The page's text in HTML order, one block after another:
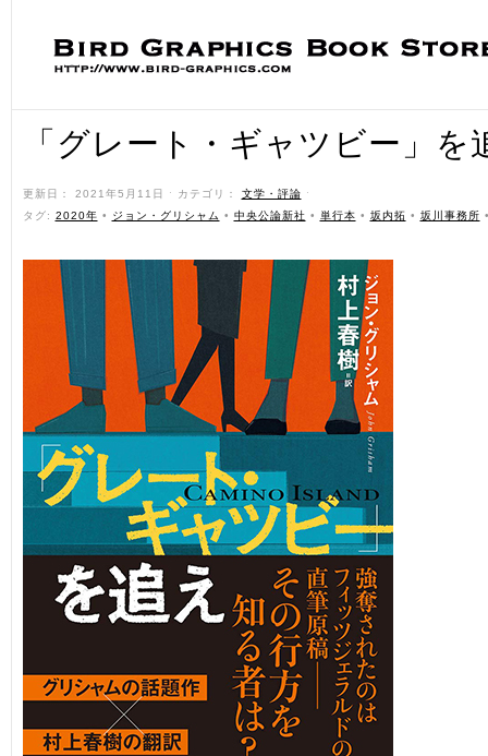
「グレート・ギャツビー」を
更新日： 2021年5月11日 ˑ カテゴリ： 文学・評論 ˑ
タグ: 2020年 • ジョン・グリシャム • 中央公論新社 • 単行本 • 坂内拓 • 坂川事務所